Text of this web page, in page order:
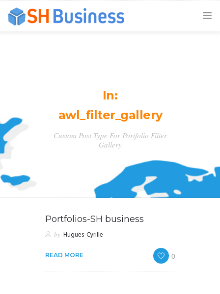
A PROPOS DE NOUS
In:
awl_filter_gallery
Custom Post Type For Portfolio Filter
Gallery
Portfolios-SH business
by Hugues-Cyrille
READ MORE 0